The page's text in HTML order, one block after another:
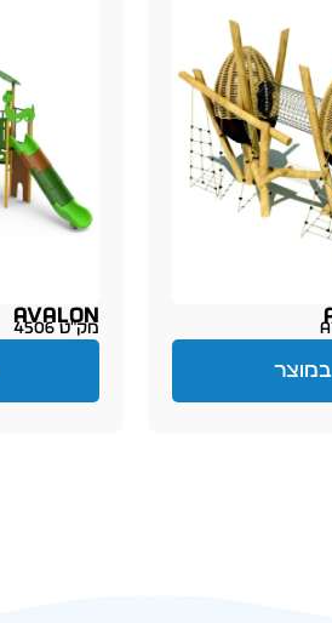
AVALON
מק״ט 4506